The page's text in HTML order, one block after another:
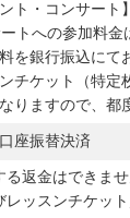
ト・コンサート】
トへの参加料金
を銀行振込にて
ケット（特定
りますので、都
口座振替決済
る返金はできませ
ッスンチケッ